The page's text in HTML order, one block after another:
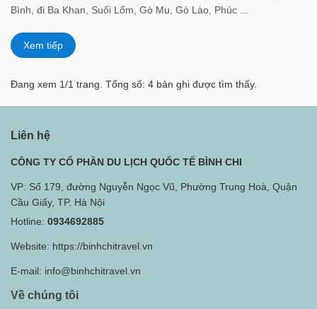
Bình, đi Ba Khan, Suối Lốm, Gò Mu, Gò Lào, Phúc ...
Xem tiếp
Đang xem 1/1 trang. Tổng số: 4 bản ghi được tìm thấy.
Liên hệ
CÔNG TY CỔ PHẦN DU LỊCH QUỐC TẾ BÌNH CHI
VP: Số 179, đường Nguyễn Ngọc Vũ, Phường Trung Hoà, Quận
Cầu Giấy, TP. Hà Nội
Hotline: 0934692885
Website: https://binhchitravel.vn
E-mail: info@binhchitravel.vn
Về chúng tôi